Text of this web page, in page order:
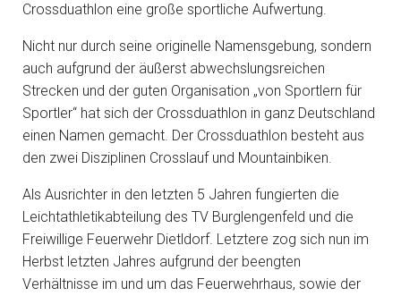
Crossduathlon eine große sportliche Aufwertung.
Nicht nur durch seine originelle Namensgebung, sondern
auch aufgrund der äußerst abwechslungsreichen
Strecken und der guten Organisation „von Sportlern für
Sportler“ hat sich der Crossduathlon in ganz Deutschland
einen Namen gemacht. Der Crossduathlon besteht aus
den zwei Disziplinen Crosslauf und Mountainbiken.
Als Ausrichter in den letzten 5 Jahren fungierten die
Leichtathletikabteilung des TV Burglengenfeld und die
Freiwillige Feuerwehr Dietldorf. Letztere zog sich nun im
Herbst letzten Jahres aufgrund der beengten
Verhältnisse im und um das Feuerwehrhaus, sowie der